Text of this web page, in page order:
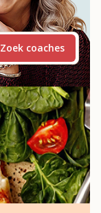
Zoek coaches